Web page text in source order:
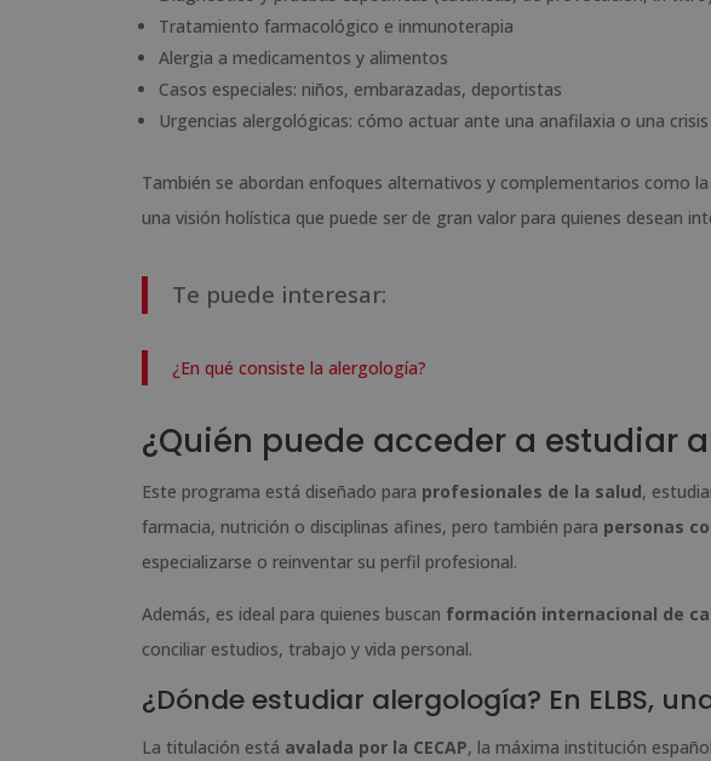
Tratamiento farmacológico e inmunoterapia
Alergia a medicamentos y alimentos
Casos especiales: niños, embarazadas, deportistas
Urgencias alergológicas: cómo actuar ante una anafilaxia o una
También se abordan enfoques alternativos y complementarios como
una visión holística que puede ser de gran valor para quienes desean
Te puede interesar:
¿En qué consiste la alergología?
¿Quién puede acceder a estudiar
Este programa está diseñado para profesionales de la salud,
farmacia, nutrición o disciplinas afines, pero también para personas
especializarse o reinventar su perfil profesional.
Además, es ideal para quienes buscan formación internacional de
conciliar estudios, trabajo y vida personal.
¿Dónde estudiar alergología? En ELBS,
La titulación está avalada por la CECAP, la máxima institución